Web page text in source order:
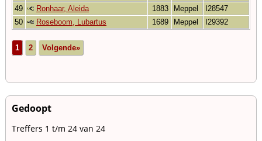
49 Ronhaar, Aleida 1883 Meppel
I28547
50
Roseboom, Lubartus 1689 Meppel I29392
1 2 Volgende»
Gedoopt
Treffers 1 t/m 24 van 24